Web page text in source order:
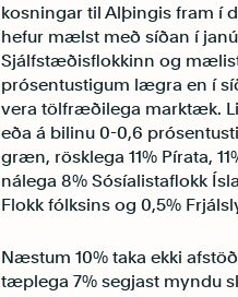
kosningar til Alþingis fram í
hefur mælst með síðan í
Sjálfstæðisflokkinn og
prósentustigum lægra en í
vera tölfræðilega marktæk.
eða á bilinu 0-0,6
græn, rösklega 11% Pírata,
nálega 8% Sósíalistaflokk
Flokk fólksins og 0,5%
Næstum 10% taka ekki
tæplega 7% segjast myndu